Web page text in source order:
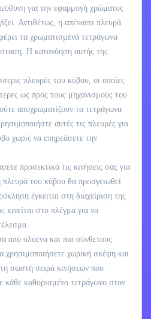
για την εφαρμογή χρώματος
Αντιθέτως, η απέναντι πλευρά
τα χρωματισμένα τετράγωνα
Η κατανόηση αυτής της
πλευρές του κύβου, οι οποίες
ως προς τους μηχανισμούς του
αποχρωματίζουν τα τετράγωνα
αυτές τις πλευρές για
χωρίς να επηρεάσετε την
προσεκτικά τις κινήσεις σας για
του κύβου θα προσγειωθεί
έγκειται στη διαχείριση της
στο πλέγμα για να
από ολοένα και πιο σύνθετους
χρησιμοποιήσετε χωρική σκέψη και
τη σωστή σειρά κινήσεων που
κάθε καθορισμένο τετράγωνο στον